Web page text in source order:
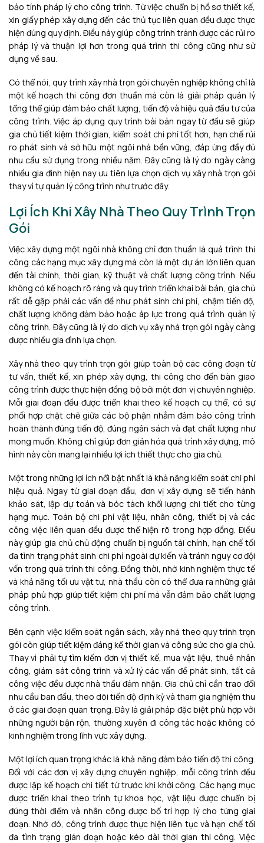
bảo tính pháp lý cho công trình. Từ việc chuẩn bị hồ sơ thiết kế,
xin giấy phép xây dựng đến các thủ tục liên quan đều được thực
hiện đúng quy định. Điều này giúp công trình tránh được các rủi ro
pháp lý và thuận lợi hơn trong quá trình thi công cũng như sử
dụng về sau.
Có thể nói, quy trình xây nhà trọn gói chuyên nghiệp không chỉ là
một kế hoạch thi công đơn thuần mà còn là giải pháp quản lý
tổng thể giúp đảm bảo chất lượng, tiến độ và hiệu quả đầu tư của
công trình. Việc áp dụng quy trình bài bản ngay từ đầu sẽ giúp
gia chủ tiết kiệm thời gian, kiểm soát chi phí tốt hơn, hạn chế rủi
ro phát sinh và sở hữu một ngôi nhà bền vững, đáp ứng đầy đủ
nhu cầu sử dụng trong nhiều năm. Đây cũng là lý do ngày càng
nhiều gia đình hiện nay ưu tiên lựa chọn dịch vụ xây nhà trọn gói
thay vì tự quản lý công trình như trước đây.
Lợi Ích Khi Xây Nhà Theo Quy Trình Trọn
Gói
Việc xây dựng một ngôi nhà không chỉ đơn thuần là quá trình thi
công các hạng mục xây dựng mà còn là một dự án lớn liên quan
đến tài chính, thời gian, kỹ thuật và chất lượng công trình. Nếu
không có kế hoạch rõ ràng và quy trình triển khai bài bản, gia chủ
rất dễ gặp phải các vấn đề như phát sinh chi phí, chậm tiến độ,
chất lượng không đảm bảo hoặc áp lực trong quá trình quản lý
công trình. Đây cũng là lý do dịch vụ xây nhà trọn gói ngày càng
được nhiều gia đình lựa chọn.
Xây nhà theo quy trình trọn gói giúp toàn bộ các công đoạn từ
tư vấn, thiết kế, xin phép xây dựng, thi công cho đến bàn giao
công trình được thực hiện đồng bộ bởi một đơn vị chuyên nghiệp.
Mỗi giai đoạn đều được triển khai theo kế hoạch cụ thể, có sự
phối hợp chặt chẽ giữa các bộ phận nhằm đảm bảo công trình
hoàn thành đúng tiến độ, đúng ngân sách và đạt chất lượng như
mong muốn. Không chỉ giúp đơn giản hóa quá trình xây dựng, mô
hình này còn mang lại nhiều lợi ích thiết thực cho gia chủ.
Một trong những lợi ích nổi bật nhất là khả năng kiểm soát chi phí
hiệu quả. Ngay từ giai đoạn đầu, đơn vị xây dựng sẽ tiến hành
khảo sát, lập dự toán và bóc tách khối lượng chi tiết cho từng
hạng mục. Toàn bộ chi phí vật liệu, nhân công, thiết bị và các
công việc liên quan đều được thể hiện rõ trong hợp đồng. Điều
này giúp gia chủ chủ động chuẩn bị nguồn tài chính, hạn chế tối
đa tình trạng phát sinh chi phí ngoài dự kiến và tránh nguy cơ đội
vốn trong quá trình thi công. Đồng thời, nhờ kinh nghiệm thực tế
và khả năng tối ưu vật tư, nhà thầu còn có thể đưa ra những giải
pháp phù hợp giúp tiết kiệm chi phí mà vẫn đảm bảo chất lượng
công trình.
Bên cạnh việc kiểm soát ngân sách, xây nhà theo quy trình trọn
gói còn giúp tiết kiệm đáng kể thời gian và công sức cho gia chủ.
Thay vì phải tự tìm kiếm đơn vị thiết kế, mua vật liệu, thuê nhân
công, giám sát công trình và xử lý các vấn đề phát sinh, tất cả
công việc đều được nhà thầu đảm nhận. Gia chủ chỉ cần trao đổi
nhu cầu ban đầu, theo dõi tiến độ định kỳ và tham gia nghiệm thu
ở các giai đoạn quan trọng. Đây là giải pháp đặc biệt phù hợp với
những người bận rộn, thường xuyên đi công tác hoặc không có
kinh nghiệm trong lĩnh vực xây dựng.
Một lợi ích quan trọng khác là khả năng đảm bảo tiến độ thi công.
Đối với các đơn vị xây dựng chuyên nghiệp, mỗi công trình đều
được lập kế hoạch chi tiết từ trước khi khởi công. Các hạng mục
được triển khai theo trình tự khoa học, vật liệu được chuẩn bị
đúng thời điểm và nhân công được bố trí hợp lý cho từng giai
đoạn. Nhờ đó, công trình được thực hiện liên tục và hạn chế tối
đa tình trạng gián đoạn hoặc kéo dài thời gian thi công. Việc